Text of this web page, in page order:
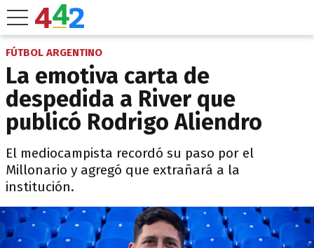
FÚTBOL ARGENTINO
La emotiva carta de
despedida a River que
publicó Rodrigo Aliendro
El mediocampista recordó su paso por el
Millonario y agregó que extrañará a la
institución.